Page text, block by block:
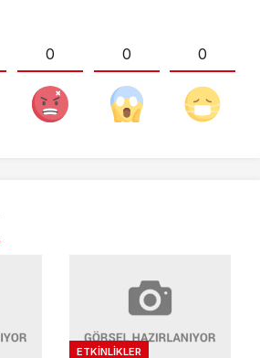
0 0 0
ETKINLIKLER